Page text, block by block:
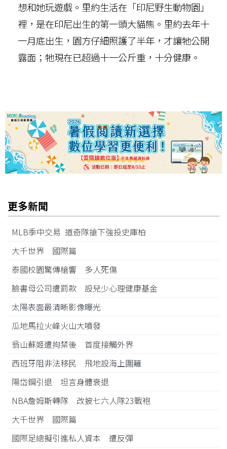
想和她玩遊戲。里約生活在「印尼野生動物園」
裡，是在印尼出生的第一頭大貓熊。里約去年十
一月底出生，園方仔細照護了半年，才讓牠公開
露面；牠現在已超過十一公斤重，十分健康。
更多新聞
MLB季中交易 道奇隊搶下強投史庫柏
大千世界 國際篇
泰國校園驚傳槍響 多人死傷
臉書母公司遭罰款 設兒少心理健康基金
太陽表面最清晰影像曝光
瓜地馬拉火峰火山大噴發
翁山蘇姬遭拘禁後 首度接觸外界
西班牙阻非法移民 飛地設海上圍籬
陽岱鋼引退 坦言身體衰退
NBA詹姆斯轉隊 改披七六人隊23戰袍
大千世界 國際篇
國際足總擬引進私人資本 遭反彈